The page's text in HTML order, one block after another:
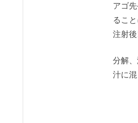
アゴ
るこ
注射
分解
汁に